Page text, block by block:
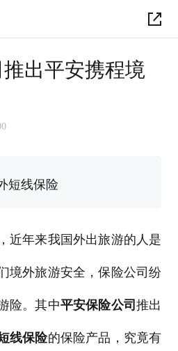
出平安携程境
短线保险
近年来我国外出旅游的人是
境外旅游安全，保险公司纷
险。其中平安保险公司 推出
线保险的保险产品，究竟有